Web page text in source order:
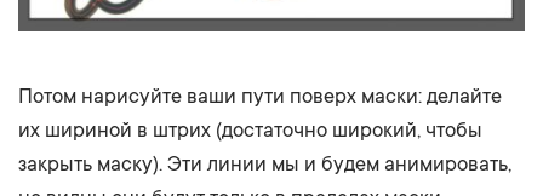
Потом нарисуйте ваши пути поверх маски: делайте
их шириной в штрих (достаточно широкий, чтобы
закрыть маску). Эти линии мы и будем анимировать,